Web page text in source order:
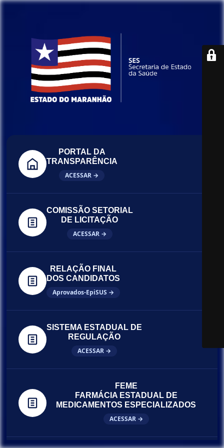
PORTAL DA
TRANSPARÊNCIA
ACESSAR →
COMISSÃO SETORIAL
DE LICITAÇÃO
ACESSAR →
RELAÇÃO FINAL
DOS CANDIDATOS
Aprovados-EpiSUS →
SISTEMA ESTADUAL DE
REGULAÇÃO
ACESSAR →
FEME
FARMÁCIA ESTADUAL DE
MEDICAMENTOS ESPECIALIZADOS
ACESSAR →